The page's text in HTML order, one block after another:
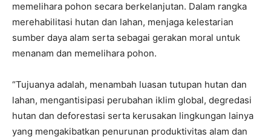
memelihara pohon secara berkelanjutan. Dalam rangka
merehabilitasi hutan dan lahan, menjaga kelestarian
sumber daya alam serta sebagai gerakan moral untuk
menanam dan memelihara pohon.
“Tujuanya adalah, menambah luasan tutupan hutan dan
lahan, mengantisipasi perubahan iklim global, degredasi
hutan dan deforestasi serta kerusakan lingkungan lainya
yang mengakibatkan penurunan produktivitas alam dan